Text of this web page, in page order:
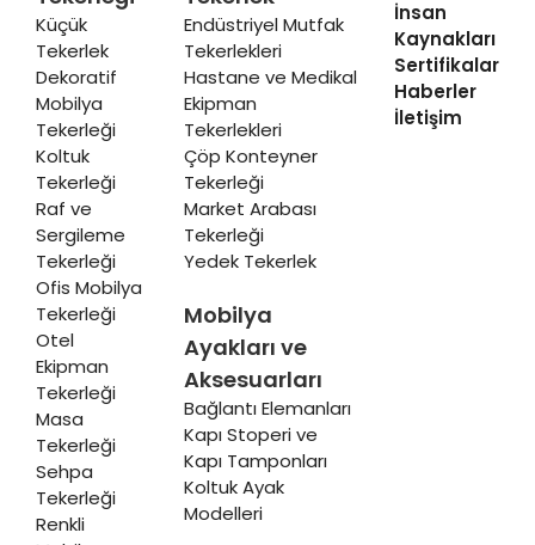
Küçük
Tekerlek
Dekoratif
Mobilya
Tekerleği
Koltuk
Tekerleği
Raf ve
Sergileme
Tekerleği
Ofis Mobilya
Tekerleği
Otel
Ekipman
Tekerleği
Masa
Tekerleği
Sehpa
Tekerleği
Renkli
Endüstriyel Mutfak
Tekerlekleri
Hastane ve Medikal
Ekipman
Tekerlekleri
Çöp Konteyner
Tekerleği
Market Arabası
Tekerleği
Yedek Tekerlek
Mobilya
Ayakları ve
Aksesuarları
Bağlantı Elemanları
Kapı Stoperi ve
Kapı Tamponları
Koltuk Ayak
Modelleri
İnsan
Kaynakları
Sertifikalar
Haberler
İletişim